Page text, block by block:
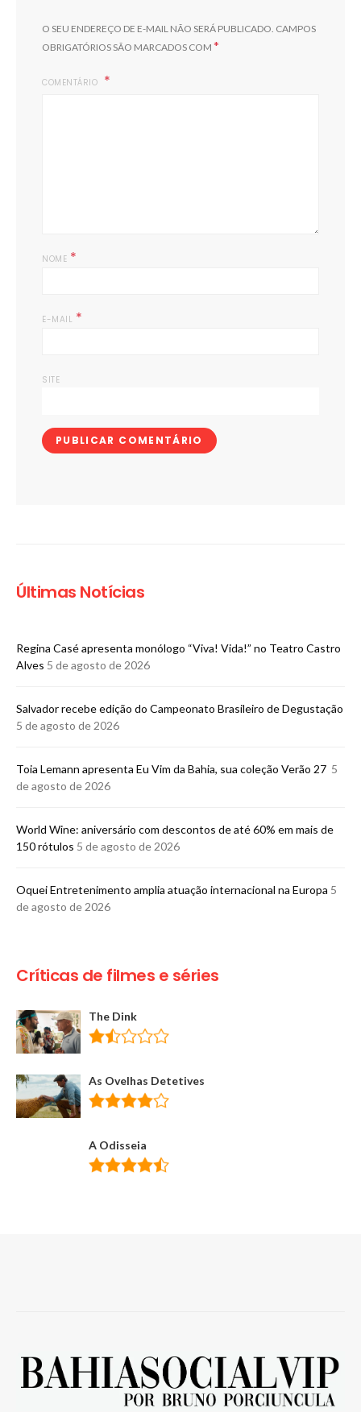
O SEU ENDEREÇO DE E-MAIL NÃO SERÁ PUBLICADO. CAMPOS
OBRIGATÓRIOS SÃO MARCADOS COM *
COMENTÁRIO
NOME *
E-MAIL *
SITE
Últimas Notícias
Regina Casé apresenta monólogo “Viva! Vida!” no Teatro Castro
Alves 5 de agosto de 2026
​Salvador recebe edição do Campeonato Brasileiro de Degustação
5 de agosto de 2026
Toia Lemann apresenta Eu Vim da Bahia, sua coleção Verão 27 5
de agosto de 2026
World Wine: aniversário com descontos de até 60% em mais de
150 rótulos 5 de agosto de 2026
Oquei Entretenimento amplia atuação internacional na Europa 5
de agosto de 2026
Críticas de filmes e séries
The Dink
As Ovelhas Detetives
A Odisseia